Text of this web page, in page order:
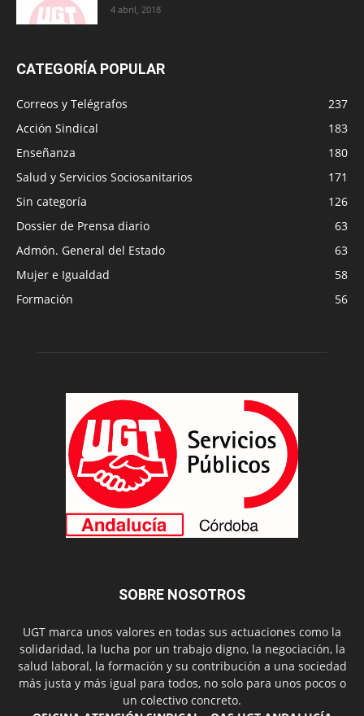
4 abril, 2018
CATEGORÍA POPULAR
Correos y Telégrafos
237
Acción Sindical
183
Enseñanza
180
Salud y Servicios Sociosanitarios
171
Sin categoría
126
Dossier de Prensa diario
63
Admón. General del Estado
63
Mujer e Igualdad
58
Formación
56
SOBRE NOSOTROS
UGT marca unos valores en todas sus actuaciones como la
solidaridad, la lucha por un trabajo digno, la negociación, la
salud laboral, la formación y su contribución a una sociedad
más justa y más igual para todos, no solo para unos pocos o
un colectivo concreto.